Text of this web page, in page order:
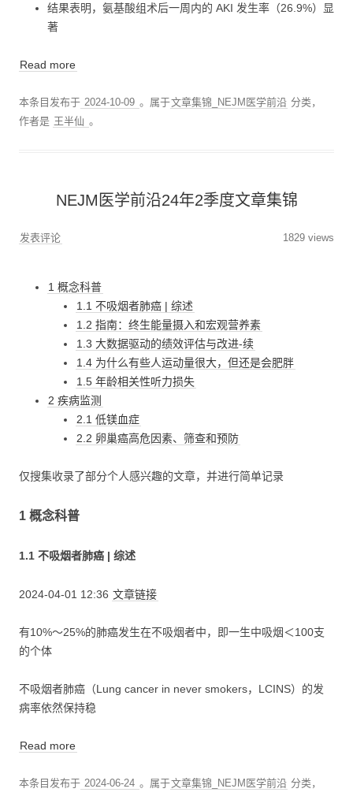
结果表明，氨基酸组术后一周内的 AKI 发生率（26.9%）显
著
Read more
本条目发布于 2024-10-09 。属于文章集锦_NEJM医学前沿 分类，
作者是 王半仙 。
NEJM医学前沿24年2季度文章集锦
发表评论 1829 views
1 概念科普
1.1 不吸烟者肺癌 | 综述
1.2 指南：终生能量摄入和宏观营养素
1.3 大数据驱动的绩效评估与改进-续
1.4 为什么有些人运动量很大，但还是会肥胖
1.5 年龄相关性听力损失
2 疾病监测
2.1 低镁血症
2.2 卵巢癌高危因素、筛查和预防
仅搜集收录了部分个人感兴趣的文章，并进行简单记录
1 概念科普
1.1 不吸烟者肺癌 | 综述
2024-04-01 12:36 文章链接
有10%～25%的肺癌发生在不吸烟者中，即一生中吸烟＜100支
的个体
不吸烟者肺癌（Lung cancer in never smokers，LCINS）的发
病率依然保持稳
Read more
本条目发布于 2024-06-24 。属于文章集锦_NEJM医学前沿 分类，